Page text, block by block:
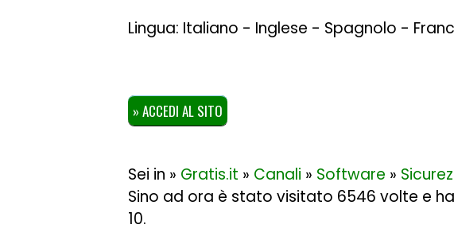
Lingua: Italiano - Inglese - Spagnolo -
» ACCEDI AL SITO
Sei in » Gratis.it » Canali » Software »
Sino ad ora è stato visitato 6546 volte e
10.